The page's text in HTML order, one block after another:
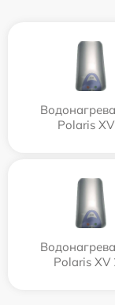
Polaris
Polaris XV